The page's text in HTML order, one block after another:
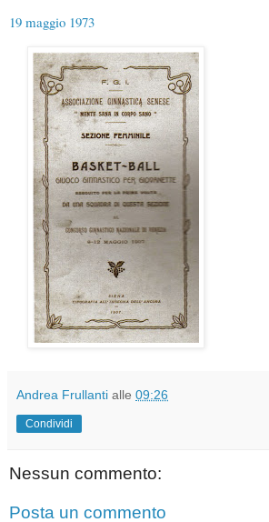
19 maggio 1973
Andrea Frullanti alle 09:26
Condividi
Nessun commento:
Posta un commento